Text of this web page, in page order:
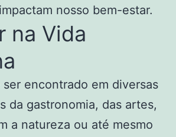
nosso bem-estar.
na Vida
encontrado em diversas
da gastronomia, das artes,
a natureza ou até mesmo